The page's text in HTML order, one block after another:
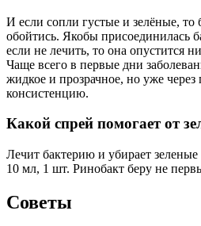
И если сопли густые и зелёные, то
обойтись. Якобы присоединилась
если не лечить, то она опустится
Чаще всего в первые дни
жидкое и прозрачное, но уже через
консистенцию.
Какой спрей помогает от
Лечит бактерию и убирает
10 мл, 1 шт. Ринобакт беру не
Советы